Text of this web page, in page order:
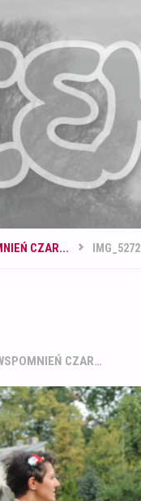
CZAR... IMG_5272
CZAR…